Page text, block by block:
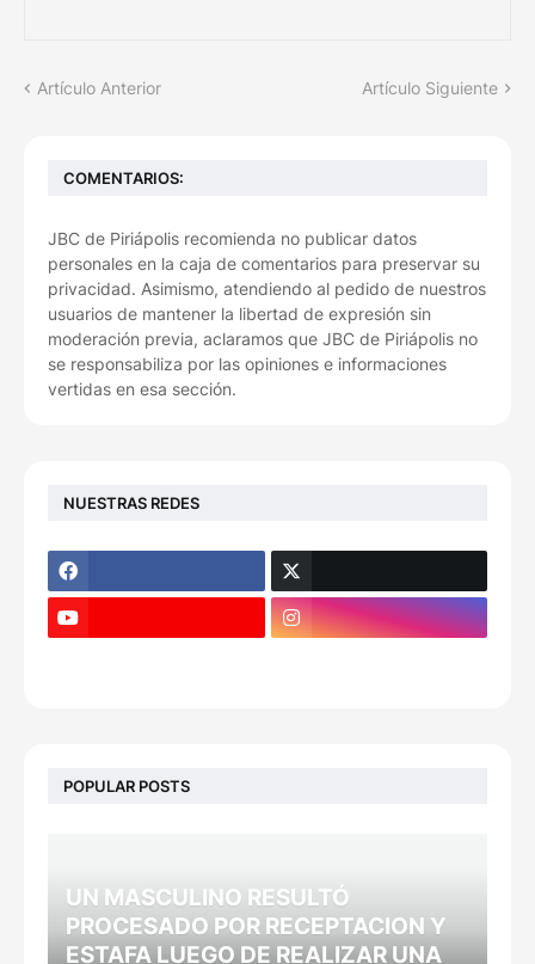
Artículo Anterior Artículo Siguiente
COMENTARIOS:
JBC de Piriápolis recomienda no publicar datos
personales en la caja de comentarios para preservar su
privacidad. Asimismo, atendiendo al pedido de nuestros
usuarios de mantener la libertad de expresión sin
moderación previa, aclaramos que JBC de Piriápolis no
se responsabiliza por las opiniones e informaciones
vertidas en esa sección.
NUESTRAS REDES
POPULAR POSTS
UN MASCULINO RESULTÓ
PROCESADO POR RECEPTACION Y
ESTAFA LUEGO DE REALIZAR UNA